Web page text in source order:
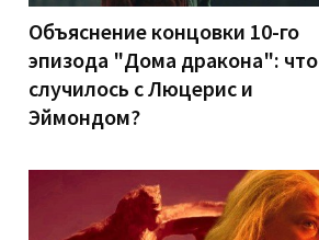
Объяснение концовки 10-го
эпизода "Дома дракона": что
случилось с Люцерис и
Эймондом?